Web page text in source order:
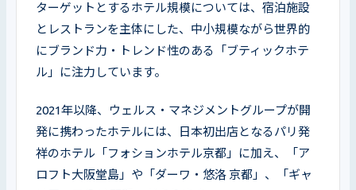
ターゲットとするホテル規模については、宿泊施設
とレストランを主体にした、中小規模ながら世界的
にブランド力・トレンド性のある「ブティックホテ
ル」に注力しています。
2021年以降、ウェルス・マネジメントグループが開
発に携わったホテルには、日本初出店となるパリ発
祥のホテル「フォションホテル京都」に加え、「ア
ロフト大阪堂島」や「ダーワ・悠洛 京都」、「ギャ